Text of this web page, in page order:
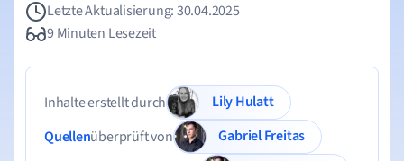
Letzte Aktualisierung: 30.04.2025
9 Minuten Lesezeit
Inhalte erstellt durch
Lily Hulatt
Quellenüberprüft von
Gabriel Freitas